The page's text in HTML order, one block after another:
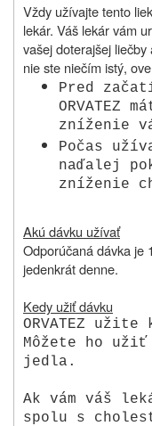
Vždy užívajte tento
lekár. Váš lekár vám
vašej doterajšej
nie ste niečím istý,
Pred
ORVATEZ
zníženie
Počas
naďalej
zníženie
Akú dávku užívať
Odporúčaná dávka je
jedenkrát denne.
Kedy užiť dávku
ORVATEZ
Môžete ho
jedla.
Ak vám váš
spolu s